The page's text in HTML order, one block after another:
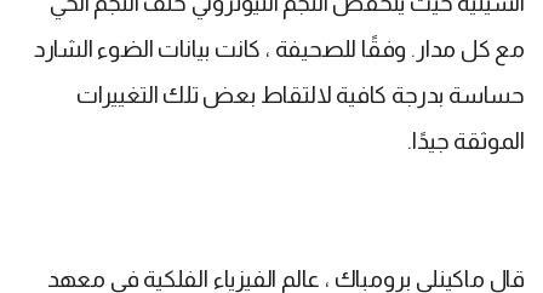
مع كل مدار. وفقًا للصحيفة ، كانت بيانات الضوء الشارد
حساسة بدرجة كافية لالتقاط بعض تلك التغييرات
الموثقة جيدًا.
قال ماكينلي برومباك ، عالم الفيزياء الفلكية في معهد